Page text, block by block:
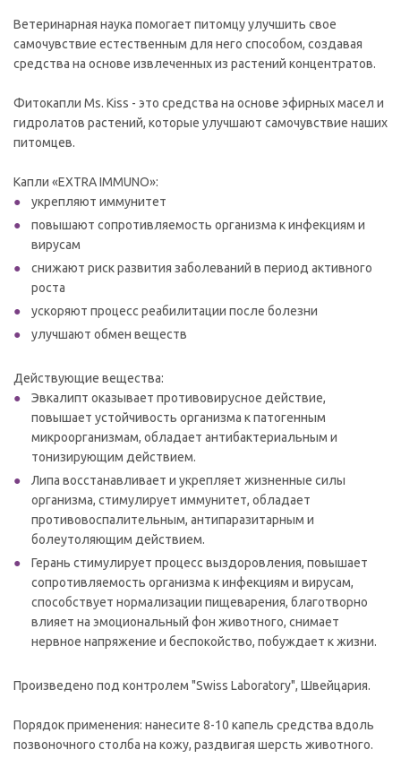
Ветеринарная наука помогает питомцу улучшить свое
самочувствие естественным для него способом, создавая
средства на основе извлеченных из растений концентратов.
Фитокапли Ms. Kiss - это средства на основе эфирных масел и
гидролатов растений, которые улучшают самочувствие наших
питомцев.
Капли «EXTRA IMMUNO»:
укрепляют иммунитет
повышают сопротивляемость организма к инфекциям и
вирусам
снижают риск развития заболеваний в период активного
роста
ускоряют процесс реабилитации после болезни
улучшают обмен веществ
Действующие вещества:
Эвкалипт оказывает противовирусное действие,
повышает устойчивость организма к патогенным
микроорганизмам, обладает антибактериальным и
тонизирующим действием.
Липа восстанавливает и укрепляет жизненные силы
организма, стимулирует иммунитет, обладает
противовоспалительным, антипаразитарным и
болеутоляющим действием.
Герань стимулирует процесс выздоровления, повышает
сопротивляемость организма к инфекциям и вирусам,
способствует нормализации пищеварения, благотворно
влияет на эмоциональный фон животного, снимает
нервное напряжение и беспокойство, побуждает к жизни.
Произведено под контролем "Swiss Laboratory", Швейцария.
Порядок применения: нанесите 8-10 капель средства вдоль
позвоночного столба на кожу, раздвигая шерсть животного.